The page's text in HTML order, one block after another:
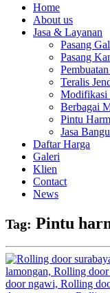
Home
About us
Jasa & Layanan
Pasang
Pasang
Teralis
Modifikasi
Berbagai
Pintu
Jasa
Daftar Harga
Galeri
Klien
Contact
News
Tag: Pintu